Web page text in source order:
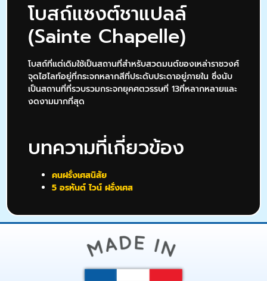
โบสถ์แซงต์ชาแปลล์
(Sainte Chapelle)
โบสถ์ที่แต่เดิมใช้เป็นสถานที่สำหรับสวดมนต์ของเหล่าราชวงศ์
จุดไฮไลท์อยู่ที่กระจกหลากสีที่ประดับประดาอยู่ภายใน ซึ่งนับ
เป็นสถานที่ที่รวบรวมกระจกยุคศตวรรษที่ 13ที่หลากหลายและ
งดงามมากที่สุด
บทความที่เกี่ยวข้อง
คนฝรั่งเศสนิสัย
5 อรหันต์ ไวน์ ฝรั่งเศส